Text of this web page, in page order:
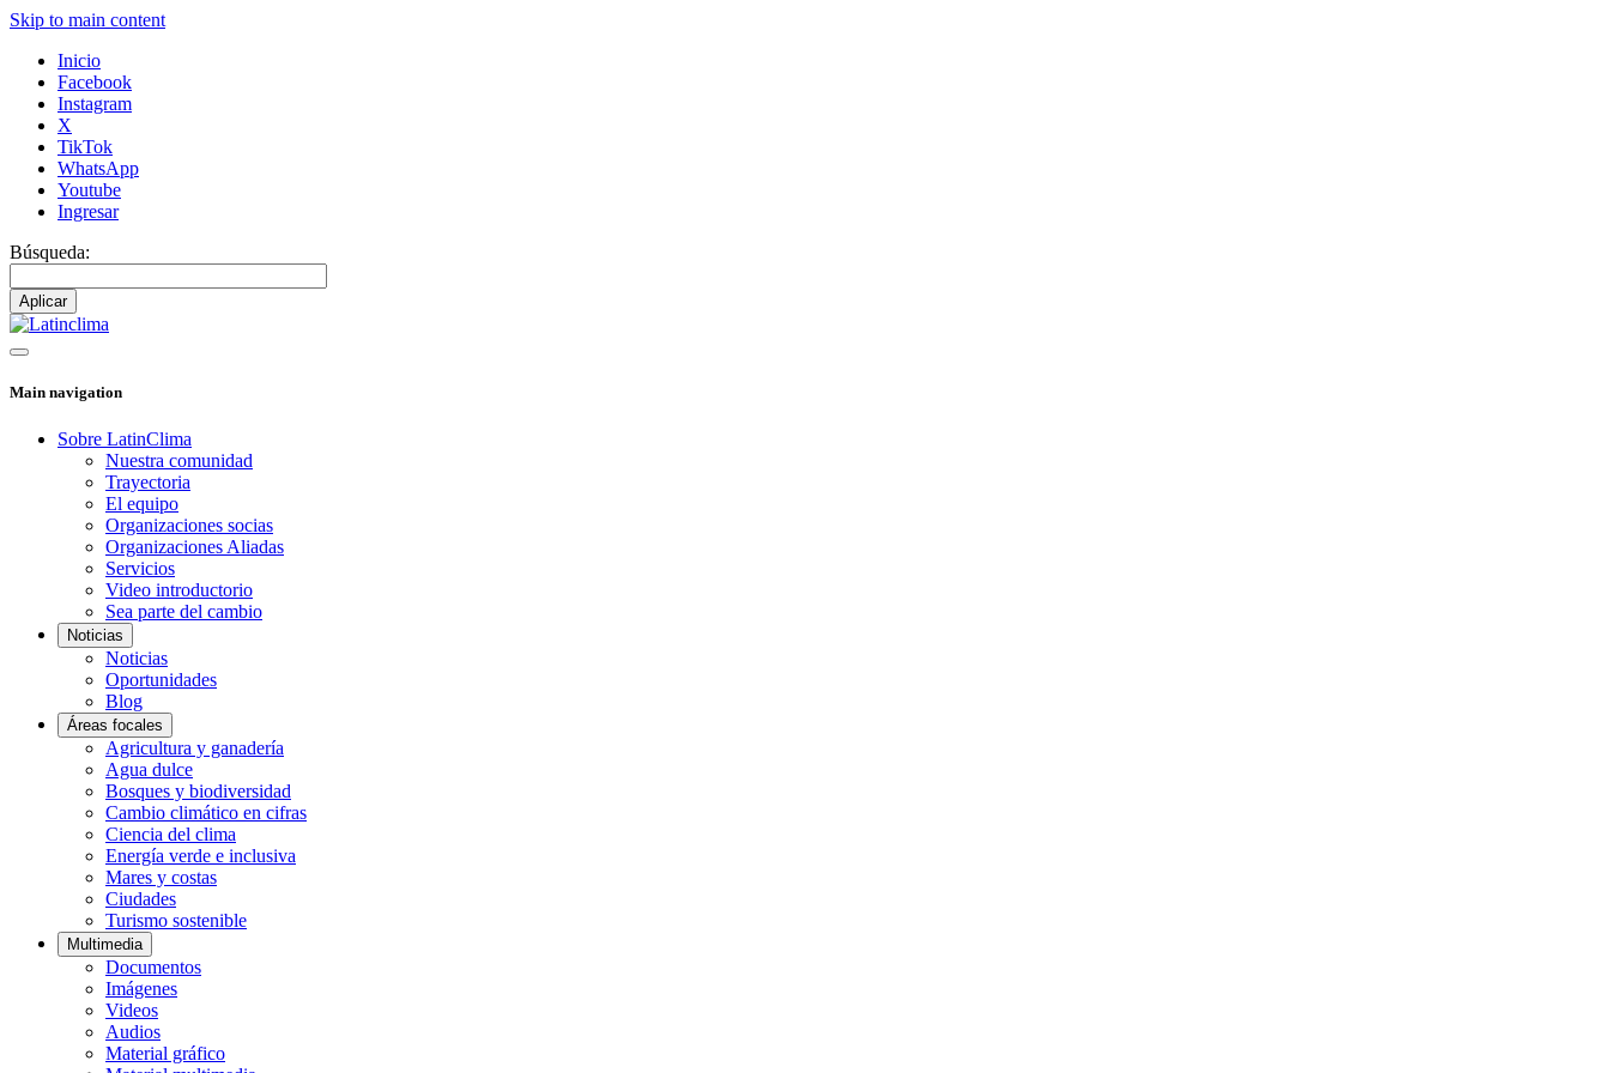
Skip to main content
Inicio
Facebook
Instagram
X
TikTok
WhatsApp
Youtube
Ingresar
Búsqueda:
Main navigation
Sobre LatinClima
Nuestra comunidad
Trayectoria
El equipo
Organizaciones socias
Organizaciones Aliadas
Servicios
Video introductorio
Sea parte del cambio
Noticias
Noticias
Oportunidades
Blog
Áreas focales
Agricultura y ganadería
Agua dulce
Bosques y biodiversidad
Cambio climático en cifras
Ciencia del clima
Energía verde e inclusiva
Mares y costas
Ciudades
Turismo sostenible
Multimedia
Documentos
Imágenes
Videos
Audios
Material gráfico